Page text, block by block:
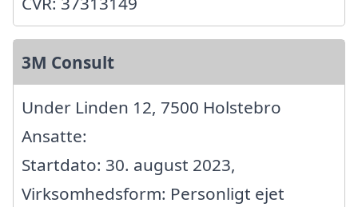
3M Consult
Under Linden 12, 7500 Holstebro
Ansatte:
Startdato: 30. august 2023,
Virksomhedsform: Personligt ejet